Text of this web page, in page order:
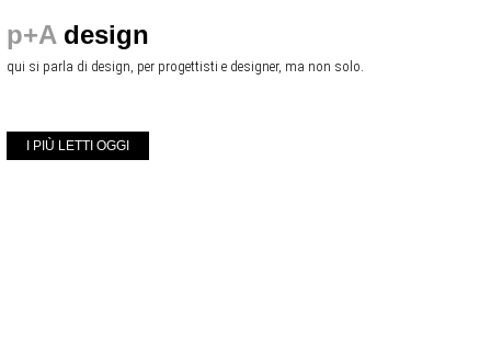
p+A design
qui si parla di design, per progettisti e designer, ma non solo.
I PIÙ LETTI OGGI